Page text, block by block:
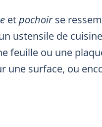
etpochoirse
ustensile de
feuille ou une
une surface, ou